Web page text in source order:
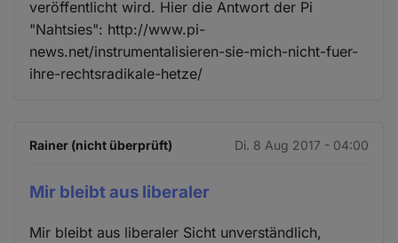
veröffentlicht wird. Hier die Antwort der Pi
"Nahtsies": http://www.pi-
news.net/instrumentalisieren-sie-mich-nicht-fuer-
ihre-rechtsradikale-hetze/
Rainer (nicht überprüft) Di. 8 Aug 2017 - 04:00
Mir bleibt aus liberaler
Mir bleibt aus liberaler Sicht unverständlich,